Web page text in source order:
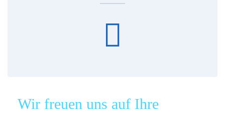
Wir freuen uns auf Ihre